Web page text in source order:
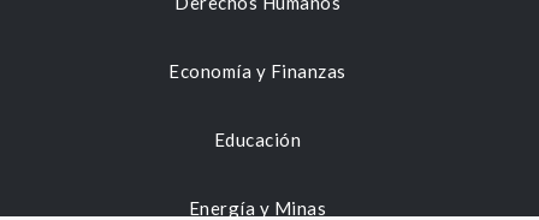
Economía y Finanzas
Educación
Energía y Minas